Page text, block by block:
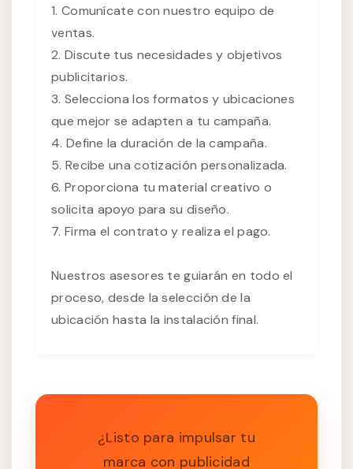
1. Comunícate con nuestro equipo de
ventas.
2. Discute tus necesidades y objetivos
publicitarios.
3. Selecciona los formatos y ubicaciones
que mejor se adapten a tu campaña.
4. Define la duración de la campaña.
5. Recibe una cotización personalizada.
6. Proporciona tu material creativo o
solicita apoyo para su diseño.
7. Firma el contrato y realiza el pago.
Nuestros asesores te guiarán en todo el
proceso, desde la selección de la
ubicación hasta la instalación final.
¿Listo para impulsar tu
marca con publicidad